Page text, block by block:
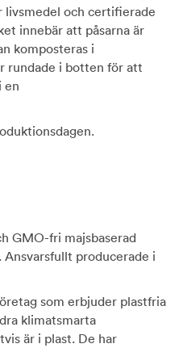
livsmedel och certifierade
innebär att påsarna är
komposteras i
rundade i botten för att
en
GMO-fri majsbaserad
Ansvarsfullt producerade i
som erbjuder plastfria
klimatsmarta
är i plast. De har